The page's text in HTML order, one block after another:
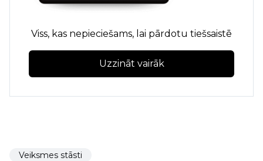
Viss, kas nepieciešams, lai pārdotu tiešsaistē
Uzzināt vairāk
Veiksmes stāsti